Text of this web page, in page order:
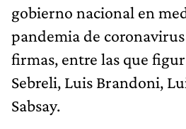
gobierno nacional en
pandemia de
firmas, entre las que
Sebreli, Luis Brandoni,
Sabsay.